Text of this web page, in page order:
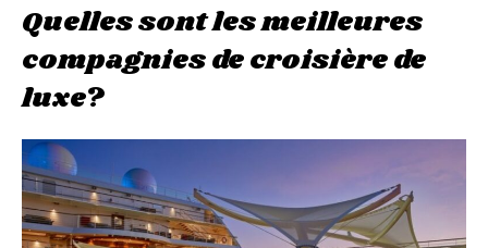
Quelles sont les meilleures
compagnies de croisière de
luxe?